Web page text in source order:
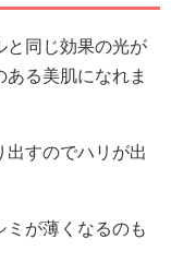
と同じ効果の光が
る美肌になれま
出すのでハリが出
ミが薄くなるのも